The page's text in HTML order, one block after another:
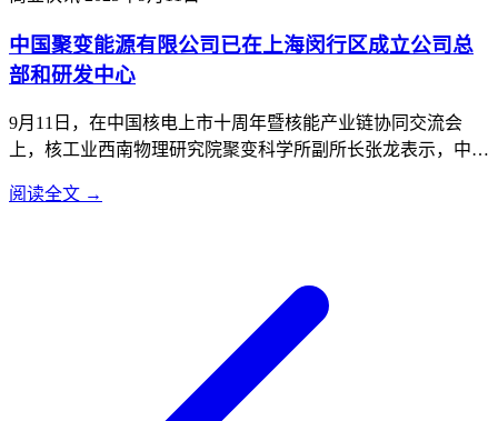
立...
中国聚变能源有限公司已在上海闵行区成立公司总
部和研发中心
9月11日，在中国核电上市十周年暨核能产业链协同交流会
上，核工业西南物理研究院聚变科学所副所长张龙表示，中国
正加速推进聚变事业工程化、商业化应用。
阅读全文 →